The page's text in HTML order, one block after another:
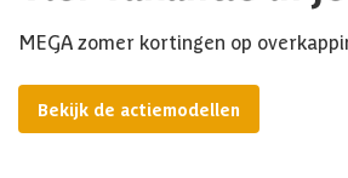
MEGA zomer kortingen op
Bekijk de actiemodellen